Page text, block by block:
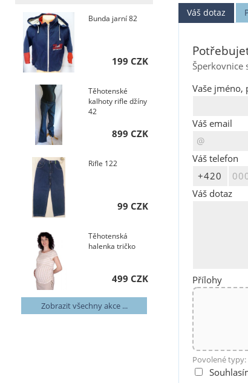
Váš dotaz
Šperkovnice
Vaše
Váš email
Váš telefon
Váš dotaz
Přílohy
Povolené typy:
Bunda jarní 82
199 CZK
Těhotenské
kalhoty rifle džíny
42
899 CZK
Rifle 122
99 CZK
Těhotenská
halenka tričko
499 CZK
Zobrazit všechny akce ...